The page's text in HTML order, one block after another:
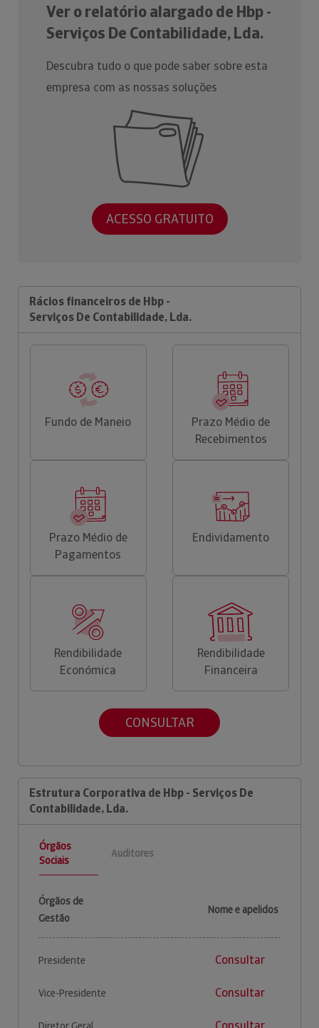
Ver o relatório alargado de Hbp -
Serviços De Contabilidade, Lda.
Descubra tudo o que pode saber sobre esta
empresa com as nossas soluções
ACESSO GRATUITO
Rácios financeiros de Hbp -
Serviços De Contabilidade, Lda.
Fundo de Maneio
Prazo Médio de
Recebimentos
Prazo Médio de
Pagamentos
Endividamento
Rendibilidade
Económica
Rendibilidade
Financeira
CONSULTAR
Estrutura Corporativa de Hbp - Serviços De
Contabilidade, Lda.
Órgãos
Sociais
Auditores
Órgãos de
Gestão
Nome e apelidos
Presidente Consultar
Vice-Presidente Consultar